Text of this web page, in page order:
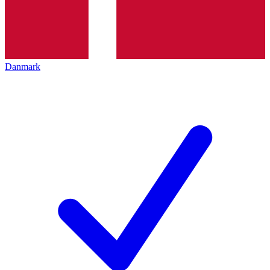
Danmark